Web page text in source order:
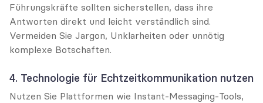
Führungskräfte sollten sicherstellen, dass ihre
Antworten direkt und leicht verständlich sind.
Vermeiden Sie Jargon, Unklarheiten oder unnötig
komplexe Botschaften.
4. Technologie für Echtzeitkommunikation nutzen
Nutzen Sie Plattformen wie Instant-Messaging-Tools,